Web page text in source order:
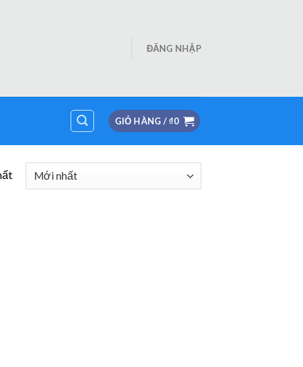
ĐĂNG NHẬP
GIỎ HÀNG /₫0